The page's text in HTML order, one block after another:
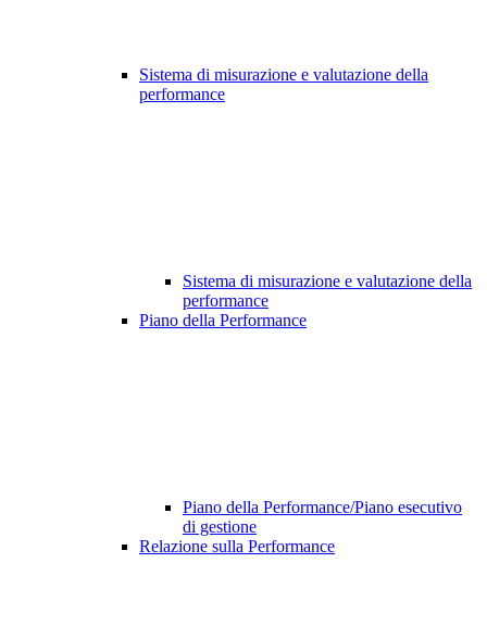
Sistema di misurazione e valutazione della
performance
Sistema di misurazione e valutazione della
performance
Piano della Performance
Piano della Performance/Piano esecutivo
di gestione
Relazione sulla Performance